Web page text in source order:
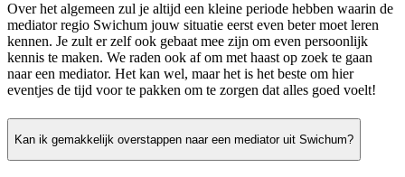
Over het algemeen zul je altijd een kleine periode hebben waarin de
mediator regio Swichum jouw situatie eerst even beter moet leren
kennen. Je zult er zelf ook gebaat mee zijn om even persoonlijk
kennis te maken. We raden ook af om met haast op zoek te gaan
naar een mediator. Het kan wel, maar het is het beste om hier
eventjes de tijd voor te pakken om te zorgen dat alles goed voelt!
Kan ik gemakkelijk overstappen naar een mediator uit Swichum?